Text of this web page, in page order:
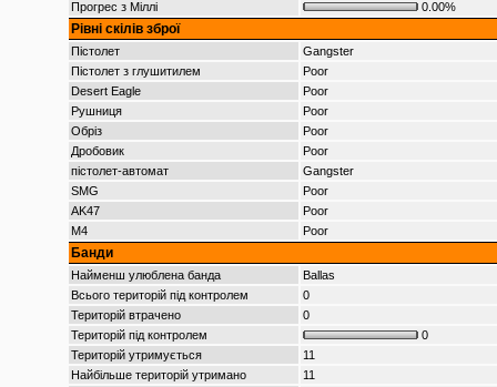
Прогрес з Міллі
0.00%
Рівні скілів зброї
Пістолет
Gangster
Пістолет з глушитилем
Poor
Desert Eagle
Poor
Рушниця
Poor
Обріз
Poor
Дробовик
Poor
пістолет-автомат
Gangster
SMG
Poor
AK47
Poor
M4
Poor
Банди
Найменш улюблена банда
Ballas
Всього територій під контролем
0
Територій втрачено
0
Територій під контролем
0
Територій утримується
11
Найбільше територій утримано
11